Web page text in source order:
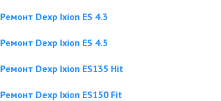
Ремонт Dexp Ixion ES 4.3
Ремонт Dexp Ixion ES 4.5
Ремонт Dexp Ixion ES135 Hit
Ремонт Dexp Ixion ES150 Fit